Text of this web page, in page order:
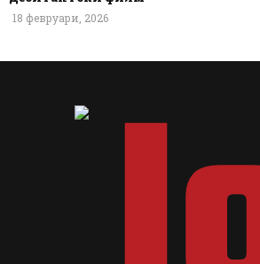
18 февруари, 2026